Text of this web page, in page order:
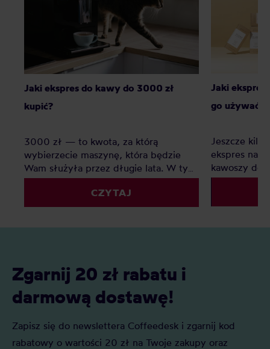
Jaki ekspres do kawy do 3000 zł
kupić?
3000 zł — to kwota, za którą
wybierzecie maszynę, która będzie
Wam służyła przez długie lata. W tym
artykule przedstawiamy Wam nasze
rekomendacje.CZYTAJ
Jaki
go używać?
Jeszcze
ekspres na
kawoszy
Jednak
dostrzegać
Zgarnij 20 zł rabatu i
darmową dostawę!
Zapisz się do newslettera Coffeedesk i zgarnij kod
rabatowy o wartości 20 zł na Twoje zakupy oraz